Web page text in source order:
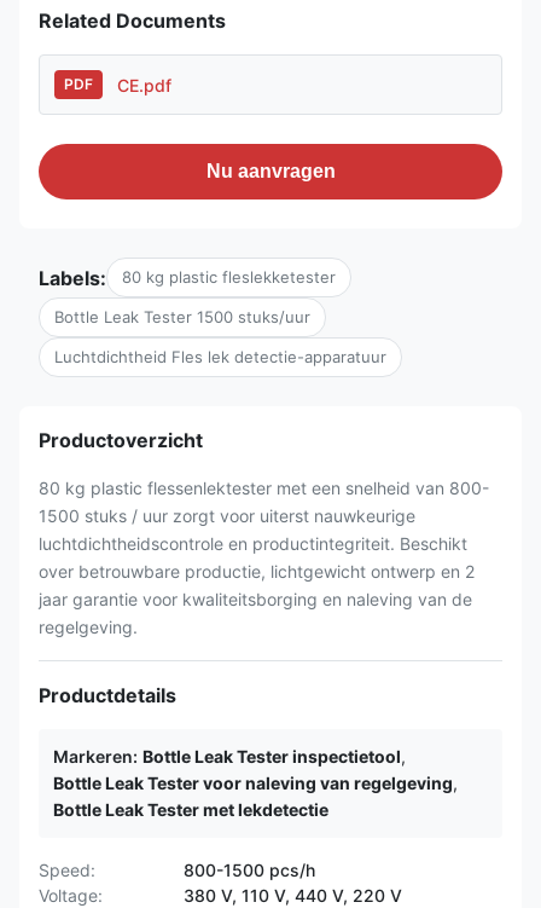
Related Documents
PDF CE.pdf
Nu aanvragen
Labels: 80 kg plastic fleslekketester
Bottle Leak Tester 1500 stuks/uur
Luchtdichtheid Fles lek detectie-apparatuur
Productoverzicht
80 kg plastic flessenlektester met een snelheid van 800-
1500 stuks / uur zorgt voor uiterst nauwkeurige
luchtdichtheidscontrole en productintegriteit. Beschikt
over betrouwbare productie, lichtgewicht ontwerp en 2
jaar garantie voor kwaliteitsborging en naleving van de
regelgeving.
Productdetails
Markeren: Bottle Leak Tester inspectietool,
Bottle Leak Tester voor naleving van regelgeving,
Bottle Leak Tester met lekdetectie
Speed:
800-1500 pcs/h
Voltage:
380 V, 110 V, 440 V, 220 V